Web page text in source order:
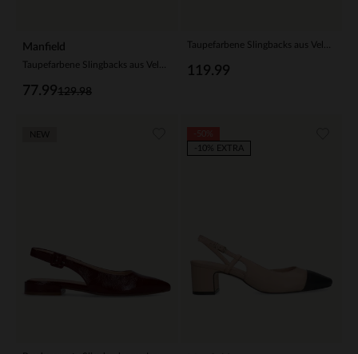
Manfield
129.98
77.99
119.99
-10% EXTRA